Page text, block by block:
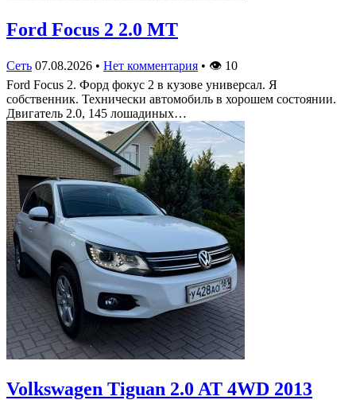
Ford Focus 2 2.0 MT
Сеть 07.08.2026 • Нет комментария • 👁 10
Ford Focus 2. Форд фокус 2 в кузове универсал. Я
собственник. Технически автомобиль в хорошем состоянии.
Двигатель 2.0, 145 лошадиных…
Volkswagen Tiguan 2.0 AT 4WD 2013